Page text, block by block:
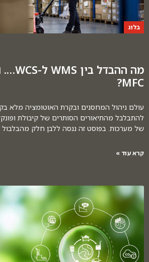
בלוג
MFC?
עולם ניהול המחסנים ובקרת האוטומציה מלא
להתבלבל מהתיאורים הסותרים של קיבולת
של מערכות. בפוסט זה ננסה ללבן חלק מהבלבול
קרא עוד »